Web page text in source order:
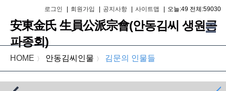
安東金氏 生員公派宗會(안동김씨 생원공
파종회)
로그인 회원가입 공지사항 사이트맵 오늘:49 전체:59030
HOME 〉 안동김씨인물 〉 김문의 인물들